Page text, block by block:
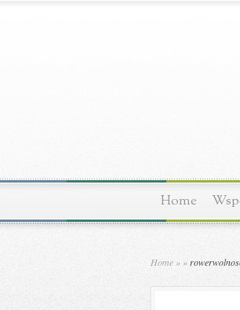
Home
Home » »